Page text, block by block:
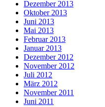
Dezember 2013
Oktober 2013
Juni 2013
Mai 2013
Februar 2013
Januar 2013
Dezember 2012
November 2012
Juli 2012
März 2012
November 2011
Juni 2011